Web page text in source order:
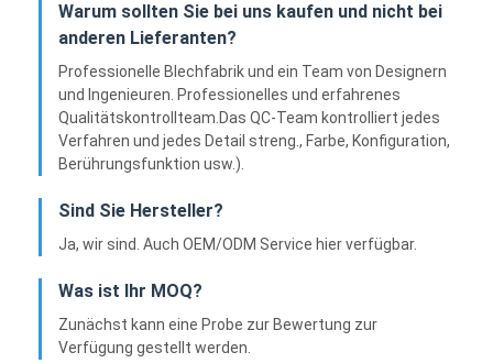
Warum sollten Sie bei uns kaufen und nicht bei
anderen Lieferanten?
Professionelle Blechfabrik und ein Team von Designern
und Ingenieuren. Professionelles und erfahrenes
Qualitätskontrollteam.Das QC-Team kontrolliert jedes
Verfahren und jedes Detail streng., Farbe, Konfiguration,
Berührungsfunktion usw.).
Sind Sie Hersteller?
Ja, wir sind. Auch OEM/ODM Service hier verfügbar.
Was ist Ihr MOQ?
Zunächst kann eine Probe zur Bewertung zur
Verfügung gestellt werden.